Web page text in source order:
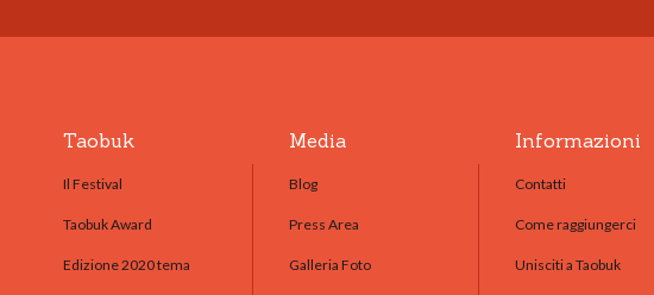
Taobuk
Il Festival
Taobuk Award
Edizione 2020 tema
Media
Blog
Press Area
Galleria Foto
Informazioni
Contatti
Come raggiungerci
Unisciti a Taobuk